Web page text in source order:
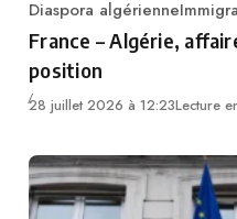
Category
Diaspora algérienne
France – Algérie,
position
28 juillet 2026 à 12:23Lecture